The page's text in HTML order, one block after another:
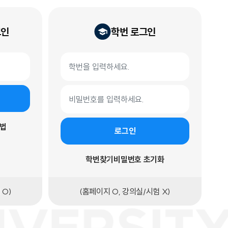
O)
학번 로그인
로그인
학번찾기 비밀번호 초기화
(홈페이지 O, 강의실/시험 X)